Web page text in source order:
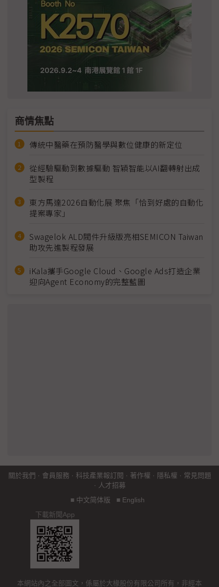
商情焦點
傳統中醫藥在預防醫學與數位健康的新定位
從經驗驅動到數據驅動 智穎智能以AI翻轉射出成
型製程
東方馬達2026自動化展 聚焦「恰到好處的自動化
提案專家」
Swagelok ALD閥件升級版亮相SEMICON Taiwan
助攻先進製程發展
iKala攜手Google Cloud、Google Ads打造企業
迎向Agent Economy的完整藍圖
關於我們 · 會員服務 · 科技產業報訂閱 · 著作權 · 隱私權 · 常見問題
· 人才招募
■ 中文简体版 ■ English
下載新聞App
本網站內之全部圖文，係屬於大椽股份有限公司所有，非經本